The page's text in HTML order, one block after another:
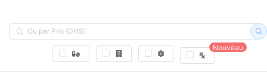
Nouveau